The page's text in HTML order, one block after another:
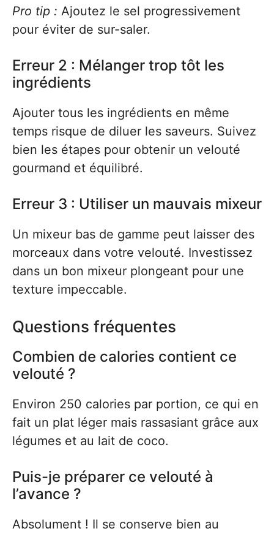
Pro tip : Ajoutez le sel progressivement
pour éviter de sur-saler.
Erreur 2 : Mélanger trop tôt les
ingrédients
Ajouter tous les ingrédients en même
temps risque de diluer les saveurs. Suivez
bien les étapes pour obtenir un velouté
gourmand et équilibré.
Erreur 3 : Utiliser un mauvais mixeur
Un mixeur bas de gamme peut laisser des
morceaux dans votre velouté. Investissez
dans un bon mixeur plongeant pour une
texture impeccable.
Questions fréquentes
Combien de calories contient ce
velouté ?
Environ 250 calories par portion, ce qui en
fait un plat léger mais rassasiant grâce aux
légumes et au lait de coco.
Puis-je préparer ce velouté à
l’avance ?
Absolument ! Il se conserve bien au